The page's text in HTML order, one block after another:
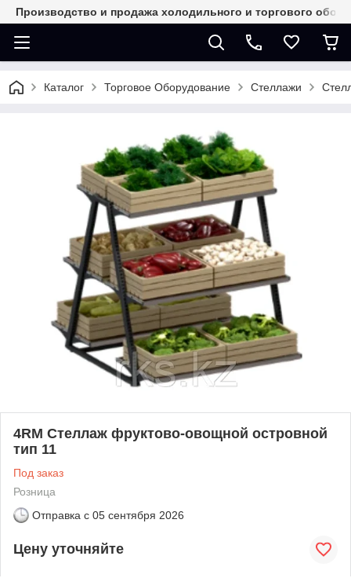
Производство и продажа холодильного и торгового
Каталог Торговое Оборудование Стеллажи
4RM Стеллаж фруктово-овощной островной
тип 11
Под заказ
Розница
Отправка с 05 сентября 2026
Цену уточняйте